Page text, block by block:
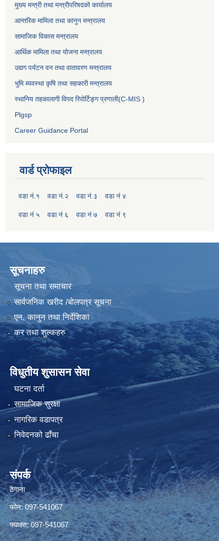
मुख्य मन्त्री तथा मन्त्रीपरिषदको कार्यालय
आन्तरिक मामिला तथा कानुन मन्त्रालय
सामाजिक विकास मन्त्रालय
आर्थिक मामिला तथा योजना मन्त्रालय
उद्यग पर्यटन वन तथा वातावरण मन्त्रालय
भुमि ब्यवस्था कृषि तथा सहकारी मन्त्रालय
स्थानिय तहकालागी विपद रिपोर्टिङ्ग प्रणाली(C-MIS )
Plgsp
Career Guidance Portal
वार्ड प्रोफाइल
वडा नं.१ वडा नं.२ वडा नं.३ वडा नं ४
वडा नं ५ वडा नं ६ वडा नं ७ वडा नं ९
सूचनाहरु
सूचना तथा समाचार
सार्वजनिक खरीद /बोलपत्र सूचना
एन, कानुन तथा निर्देशिका
कर तथा शुल्कहरु
विधुतीय शुसासन सेवा
घटना दर्ता
सामाजिक सुरक्षा
नागरिक वडापत्र
निवेदनको ढाँचा
संपर्क
ठेगाना
फोन: 097-541067
फ्याक्स: 097-541067